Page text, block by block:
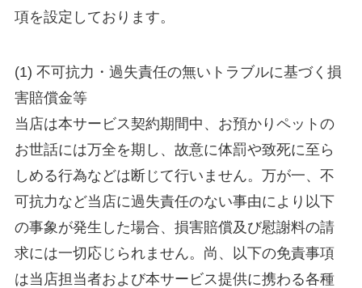
項を設定しております。
(1) 不可抗力・過失責任の無いトラブルに基づく損
害賠償金等
当店は本サービス契約期間中、お預かりペットの
お世話には万全を期し、故意に体罰や致死に至ら
しめる行為などは断じて行いません。万が一、不
可抗力など当店に過失責任のない事由により以下
の事象が発生した場合、損害賠償及び慰謝料の請
求には一切応じられません。尚、以下の免責事項
は当店担当者および本サービス提供に携わる各種